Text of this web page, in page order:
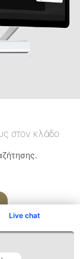
Live chat
στον κλάδο